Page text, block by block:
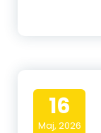
16
Maj, 2026